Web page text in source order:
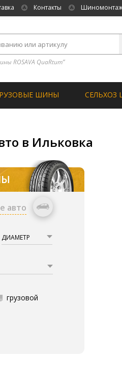
Контакты
ROSAVA QuaRtum”
ШИНЫ СЕЛЬХОЗ
в Ильковка
авто
ДИАМЕТР
грузовой